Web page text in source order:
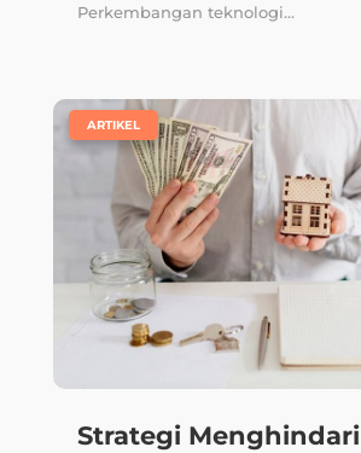
Perkembangan teknologi...
Strategi Menghindari
ARTIKEL